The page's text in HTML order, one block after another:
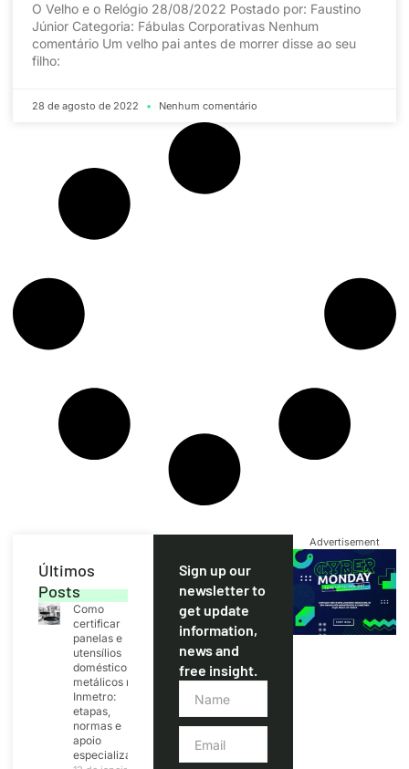
O Velho e o Relógio 28/08/2022 Postado por: Faustino
Júnior Categoria: Fábulas Corporativas Nenhum
comentário Um velho pai antes de morrer disse ao seu
filho:
28 de agosto de 2022 Nenhum comentário
Últimos
Posts
Como
certificar
panelas e
utensílios
domésticos
metálicos no
Inmetro:
etapas,
normas e
apoio
especializado
Sign up our
newsletter to
get update
information,
news and
free insight.
Advertisement